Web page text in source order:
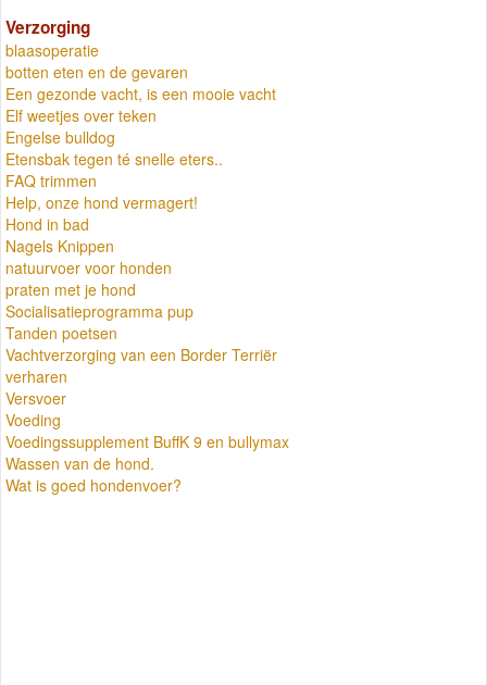
Verzorging
blaasoperatie
botten eten en de gevaren
Een gezonde vacht, is een mooie vacht
Elf weetjes over teken
Engelse bulldog
Etensbak tegen té snelle eters..
FAQ trimmen
Help, onze hond vermagert!
Hond in bad
Nagels Knippen
natuurvoer voor honden
praten met je hond
Socialisatieprogramma pup
Tanden poetsen
Vachtverzorging van een Border Terriër
verharen
Versvoer
Voeding
Voedingssupplement BuffK 9 en bullymax
Wassen van de hond.
Wat is goed hondenvoer?